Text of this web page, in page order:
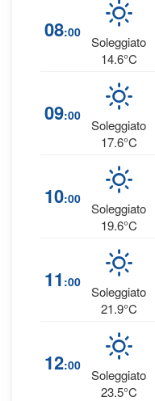
08:00
Soleggiato
14.6°C
09:00
Soleggiato
17.6°C
10:00
Soleggiato
19.6°C
11 :00
Soleggiato
21.9°C
12:00
Soleggiato
23.5°C